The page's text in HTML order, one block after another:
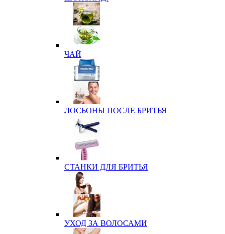
ЧАЙ
ЛОСЬОНЫ ПОСЛЕ БРИТЬЯ
СТАНКИ ДЛЯ БРИТЬЯ
УХОД ЗА ВОЛОСАМИ